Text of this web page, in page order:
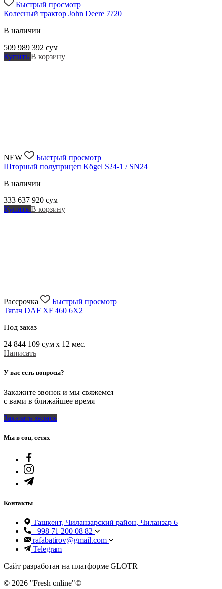
Быстрый просмотр
Колесный трактор John Deere 7720
В наличии
509 989 392 сум
Купить В корзину
NEW
Быстрый просмотр
Шторный полуприцеп Kögel S24-1 / SN24
В наличии
333 637 920 сум
Купить В корзину
Рассрочка
Быстрый просмотр
Тягач DAF XF 460 6X2
Под заказ
24 844 109 сум x 12 мес.
Написать
У вас есть вопросы?
Закажите звонок и мы свяжемся
с вами в ближайшее время
Заказать звонок
Мы в соц. сетях
Контакты
Ташкент, Чиланзарский район, Чиланзар 6
+998 71 200 08 82
rafabatirov@gmail.com
Telegram
Сайт разработан на платформе GLOTR
© 2026 "Fresh online"©️